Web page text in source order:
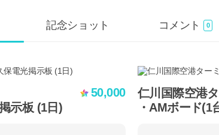
記念ショット コメント 0
示板 (1日)
50,000
仁川国際空港
・AMボード(1